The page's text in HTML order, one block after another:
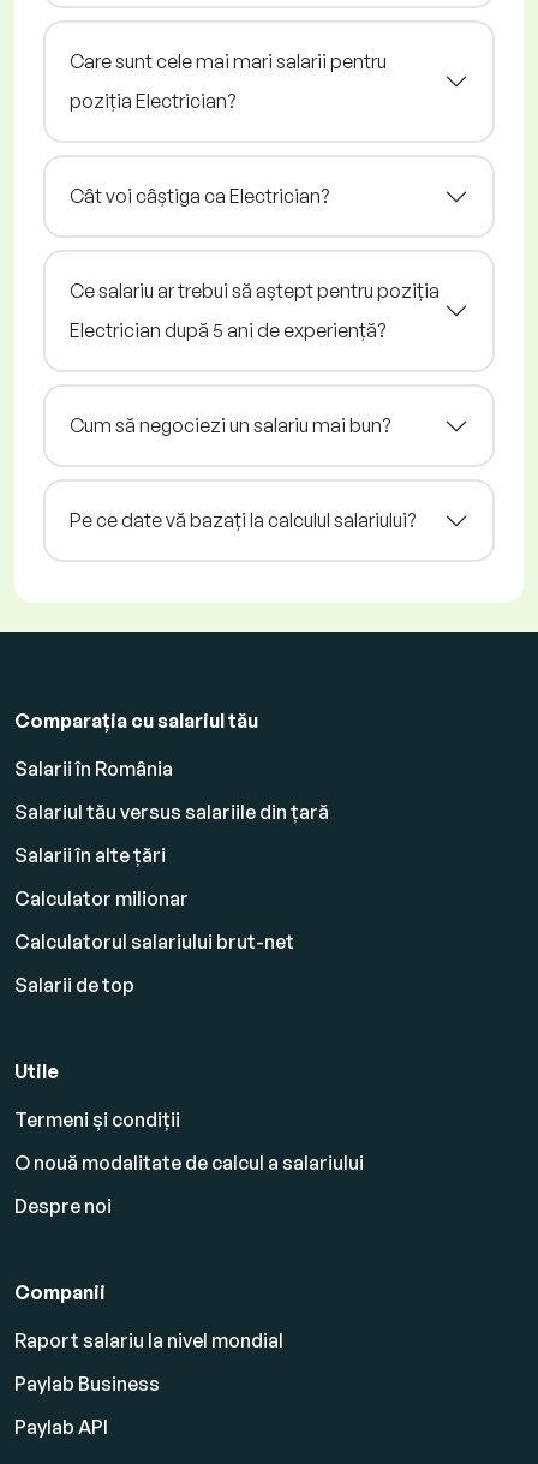
Care sunt cele mai mari salarii pentru
poziția Electrician?
Cât voi câștiga ca Electrician?
Ce salariu ar trebui să aștept pentru poziția
Electrician după 5 ani de experiență?
Cum să negociezi un salariu mai bun?
Pe ce date vă bazați la calculul salariului?
Comparația cu salariul tău
Salarii în România
Salariul tău versus salariile din țară
Salarii în alte țări
Calculator milionar
Calculatorul salariului brut-net
Salarii de top
Utile
Termeni și condiții
O nouă modalitate de calcul a salariului
Despre noi
Companii
Raport salariu la nivel mondial
Paylab Business
Paylab API